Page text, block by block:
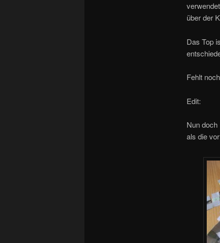
über der
Das Top
Fehlt
Edit:
Nun
als die